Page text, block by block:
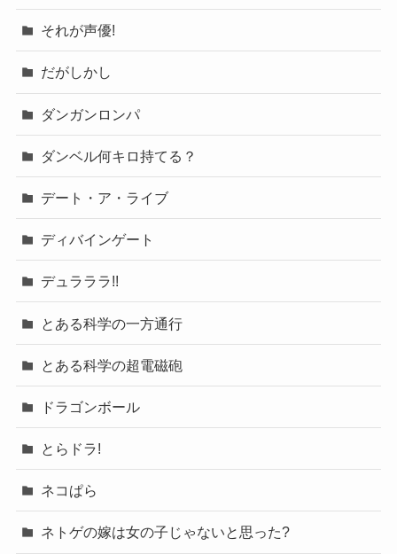
それが声優!
だがしかし
ダンガンロンパ
ダンベル何キロ持てる？
デート・ア・ライブ
ディバインゲート
デュラララ!!
とある科学の一方通行
とある科学の超電磁砲
ドラゴンボール
とらドラ!
ネコぱら
ネトゲの嫁は女の子じゃないと思った?